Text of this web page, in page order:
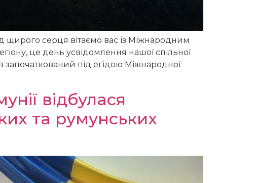
щирого серця вітаємо вас із Міжнародним
це день усвідомлення нашої спільної
започаткований під егідою Міжнародної
відбулася
та румунських